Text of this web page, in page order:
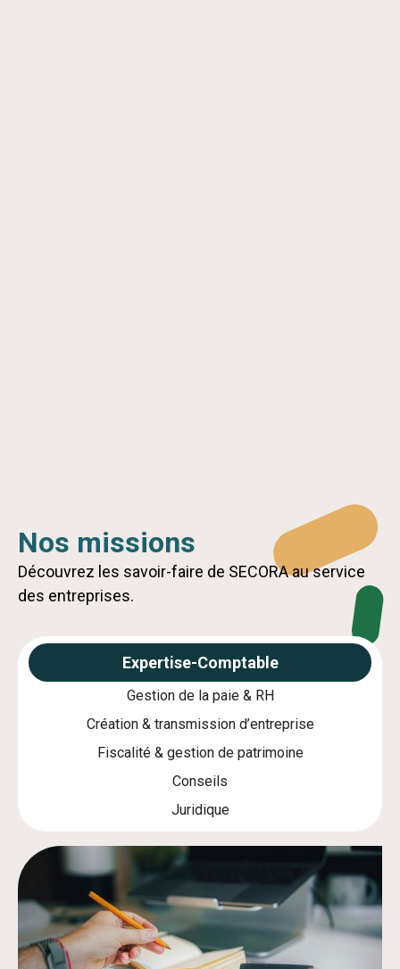
Nos missions
Découvrez les savoir-faire de SECORA au service
des entreprises.
Expertise-Comptable
Gestion de la paie & RH
Création & transmission d’entreprise
Fiscalité & gestion de patrimoine
Conseils
Juridique